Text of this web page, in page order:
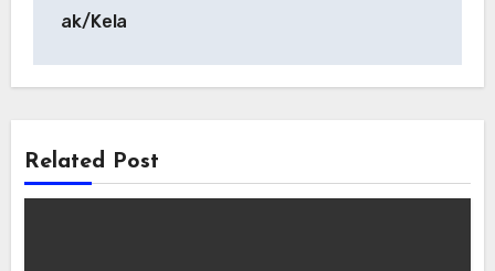
ak/Kela
Related Post